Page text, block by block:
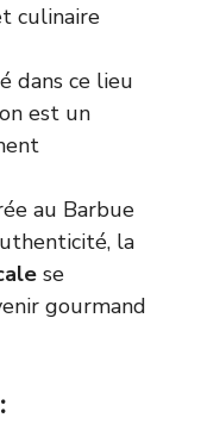
culinaire
dans ce lieu
est un
au Barbue
la
se
gourmand